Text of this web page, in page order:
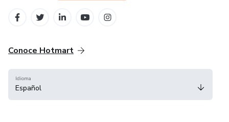
Conoce Hotmart
Idioma
Español